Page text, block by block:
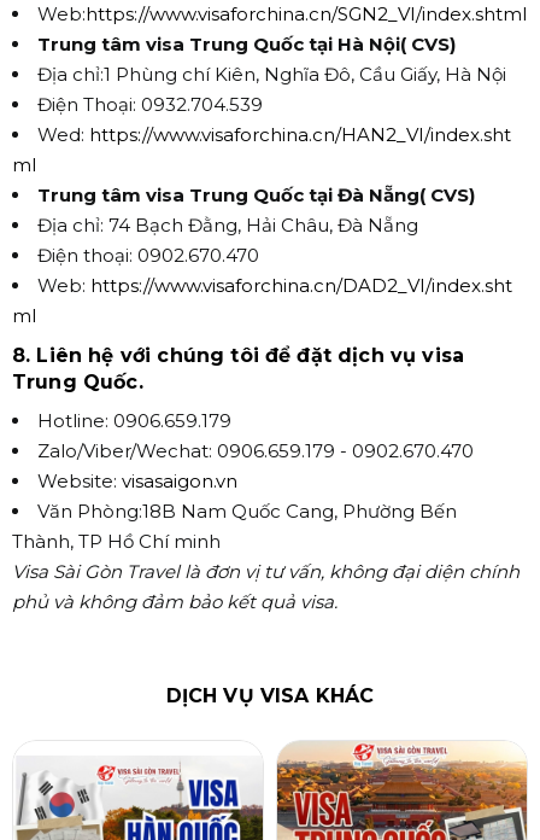
Web:https://www.visaforchina.cn/SGN2_VI/index.shtml
Trung tâm visa Trung Quốc tại Hà Nội( CVS)
Địa chỉ:1 Phùng chí Kiên, Nghĩa Đô, Cầu Giấy, Hà Nội
Điện Thoại: 0932.704.539
Wed: https://www.visaforchina.cn/HAN2_VI/index.sht
ml
Trung tâm visa Trung Quốc tại Đà Nẵng( CVS)
Địa chỉ: 74 Bạch Đằng, Hải Châu, Đà Nẵng
Điện thoại: 0902.670.470
Web: https://www.visaforchina.cn/DAD2_VI/index.sht
ml
8. Liên hệ với chúng tôi để đặt dịch vụ visa
Trung Quốc.
Hotline: 0906.659.179
Zalo/Viber/Wechat: 0906.659.179 - 0902.670.470
Website: visasaigon.vn
Văn Phòng:18B Nam Quốc Cang, Phường Bến
Thành, TP Hồ Chí minh
Visa Sài Gòn Travel là đơn vị tư vấn, không đại diện chính
phủ và không đảm bảo kết quả visa.
DỊCH VỤ VISA KHÁC